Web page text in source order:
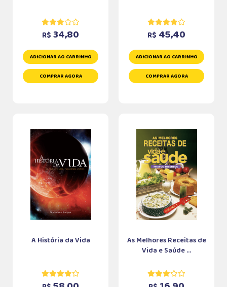
R$ 34,80
ADICIONAR AO CARRINHO
COMPRAR AGORA
R$ 45,40
ADICIONAR AO CARRINHO
COMPRAR AGORA
A História da Vida
As Melhores Receitas de
Vida e Saúde ...